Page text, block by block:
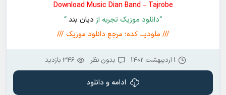
Download Music Dian Band – Tajrobe
“دانلود موزیک تجربه از دیان بند“
/// ملودیـــ کده؛ مرجع دانلود موزیک ///
1 اردیبهشت 1402 بدون نظر 346 بازدید
ادامه و دانلود